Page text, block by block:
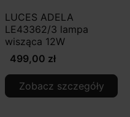
LUCES ADELA
LE43362/3 lampa
wisząca 12W
499,00 zł
Zobacz szczegóły